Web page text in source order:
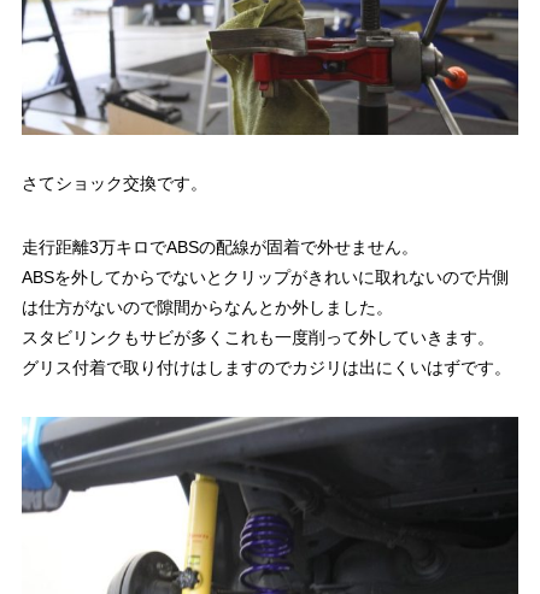
さてショック交換です。
走行距離3万キロでABSの配線が固着で外せません。
ABSを外してからでないとクリップがきれいに取れないので片側
は仕方がないので隙間からなんとか外しました。
スタビリンクもサビが多くこれも一度削って外していきます。
グリス付着で取り付けはしますのでカジリは出にくいはずです。